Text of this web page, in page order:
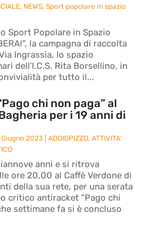
, NEWS,Sport popolare in spazio
Sport Popolare in Spazio
la campagna di raccolta
Ingrassia, lo spazio
dell’I.C.S. Rita Borsellino, in
per tutto il...
chi non paga” al
per i 19 anni di
Giugno 2023 |ADDIOPIZZO,ATTIVITA'
anni e si ritrova
ore 20,00 al Caffè Verdone di
della sua rete, per una serata
critico antiracket “Pago chi
settimane fa si è concluso